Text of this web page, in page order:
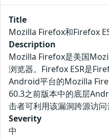
Title
Mozilla Firefox和Firefox
Description
Mozilla Firefox是美国
浏览器。Firefox ESR是
Android平台的Mozilla
60.3之前版本中的底层
击者可利用该漏洞跨源访问
Severity
中